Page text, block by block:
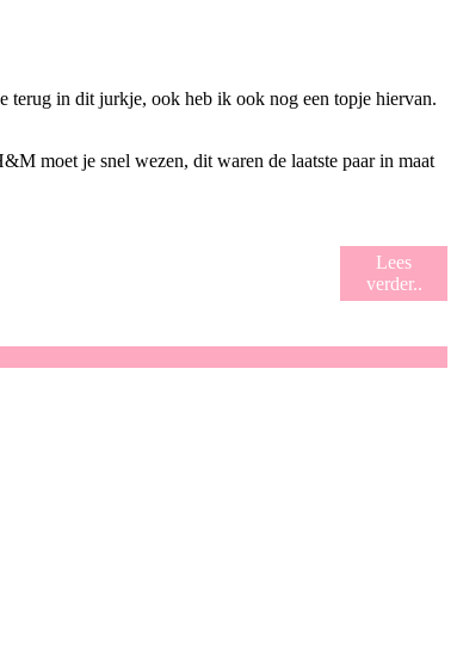
terug in dit jurkje, ook heb ik ook nog een topje hiervan.
moet je snel wezen, dit waren de laatste paar in maat
Lees
verder..